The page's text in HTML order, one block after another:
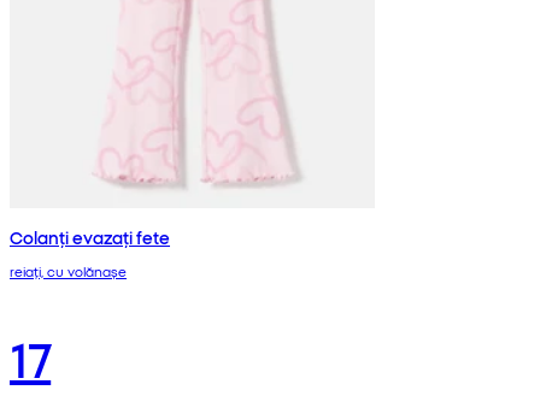
Colanți evazați fete
reiați, cu volănașe
17